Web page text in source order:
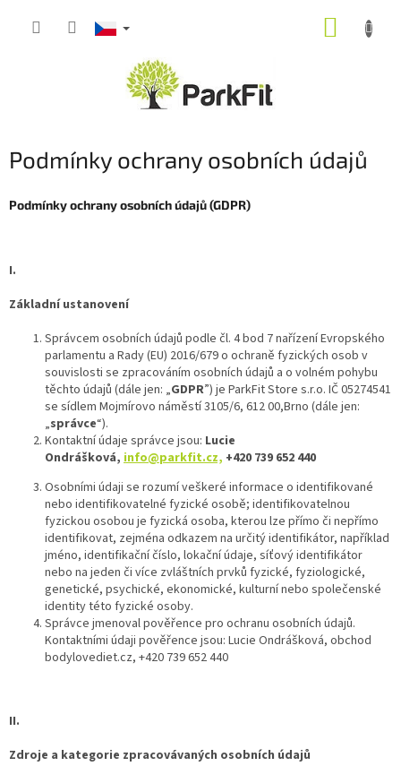
Podmínky ochrany osobních údajů
Podmínky ochrany osobních údajů (GDPR)
I.
Základní ustanovení
Správcem osobních údajů podle čl. 4 bod 7 nařízení Evropského
parlamentu a Rady (EU) 2016/679 o ochraně fyzických osob v
souvislosti se zpracováním osobních údajů a o volném pohybu
těchto údajů (dále jen: „GDPR”) je ParkFit Store s.r.o. IČ 05274541
se sídlem Mojmírovo náměstí 3105/6, 612 00,Brno (dále jen:
„správce“).
Kontaktní údaje správce jsou: Lucie
Ondrášková, info@parkfit.cz, +420 739 652 440
Osobními údaji se rozumí veškeré informace o identifikované
nebo identifikovatelné fyzické osobě; identifikovatelnou
fyzickou osobou je fyzická osoba, kterou lze přímo či nepřímo
identifikovat, zejména odkazem na určitý identifikátor, například
jméno, identifikační číslo, lokační údaje, síťový identifikátor
nebo na jeden či více zvláštních prvků fyzické, fyziologické,
genetické, psychické, ekonomické, kulturní nebo společenské
identity této fyzické osoby.
Správce jmenoval pověřence pro ochranu osobních údajů.
Kontaktními údaji pověřence jsou: Lucie Ondrášková, obchod
bodylovediet.cz, +420 739 652 440
II.
Zdroje a kategorie zpracovávaných osobních údajů